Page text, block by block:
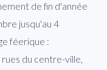
de fin d'année
jusqu'au 4
féerique :
du centre-ville,